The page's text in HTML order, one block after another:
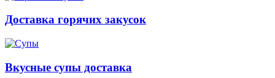
Доставка горячих закусок
Вкусные супы доставка